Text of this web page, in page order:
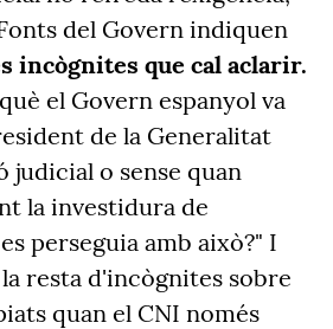
del Govern indiquen
incògnites que cal aclarir.
el Govern espanyol va
de la Generalitat
judicial o sense quan
la investidura de
perseguia amb això?" I
resta d'incògnites sobre
quan el CNI només